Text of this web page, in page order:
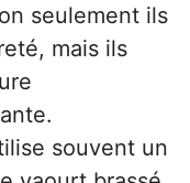
seulement ils
mais ils
souvent un